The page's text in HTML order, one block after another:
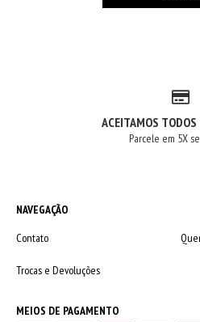
ACEITAMOS TODOS
Parcele em 5X
NAVEGAÇÃO
Contato
Trocas e Devoluções
MEIOS DE PAGAMENTO